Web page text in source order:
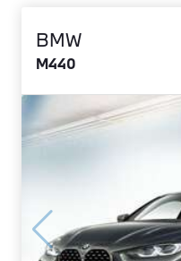
BMW
M440